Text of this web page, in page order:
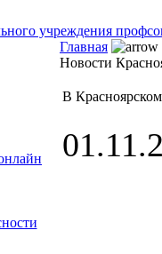
Главная
Новости
В